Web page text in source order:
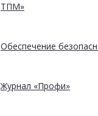
ТПМ»
Обеспечение
Журнал «Профи»